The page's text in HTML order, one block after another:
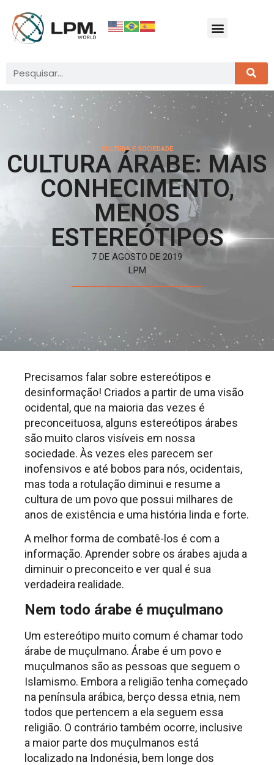
CULTURA E SOCIEDADE
CULTURA ÁRABE: MAIS
CONHECIMENTO,
MENOS
ESTEREÓTIPOS
7 DE AGOSTO DE 2019
LPM
Precisamos falar sobre estereótipos e
desinformação! Criados a partir de uma visão
ocidental, que na maioria das vezes é
preconceituosa, alguns estereótipos árabes
são muito claros visíveis em nossa
sociedade. Às vezes eles parecem ser
inofensivos e até bobos para nós, ocidentais,
mas toda a rotulação diminui e resume a
cultura de um povo que possui milhares de
anos de existência e uma história linda e forte.
A melhor forma de combatê-los é com a
informação. Aprender sobre os árabes ajuda a
diminuir o preconceito e ver qual é sua
verdadeira realidade.
Nem todo árabe é muçulmano
Um estereótipo muito comum é chamar todo
árabe de muçulmano. Árabe é um povo e
muçulmanos são as pessoas que seguem o
Islamismo. Embora a religião tenha começado
na península arábica, berço dessa etnia, nem
todos que pertencem a ela seguem essa
religião. O contrário também ocorre, inclusive
a maior parte dos muçulmanos está
localizado na Indonésia, bem longe dos